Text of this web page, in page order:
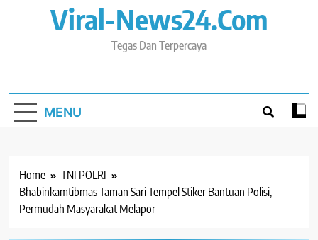
Viral-News24.com
Tegas Dan Terpercaya
MENU
Home
TNI POLRI
Bhabinkamtibmas Taman Sari Tempel Stiker Bantuan Polisi,
Permudah Masyarakat Melapor